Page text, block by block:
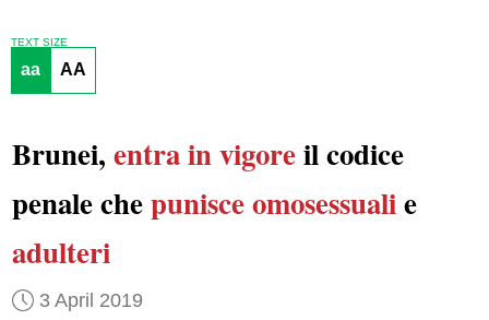
TEXT SIZE
aa AA
Brunei, entra in vigoreil codice
penale chepunisceomosessualie
adulteri
3 April 2019